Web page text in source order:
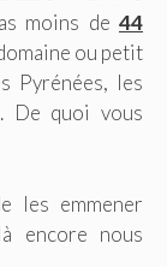
moins de 44
ou petit
Pyrénées, les
De quoi vous
les emmener
encore nous